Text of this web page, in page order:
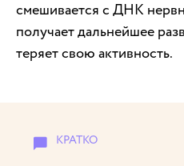
смешивается с ДНК
получает дальнейшее
теряет свою активность.